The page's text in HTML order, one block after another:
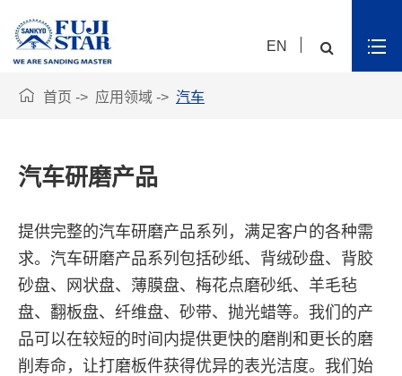
EN
 首页 应用领域 汽车
汽车研磨产品
提供完整的汽车研磨产品系列，满足客户的各种需
求。汽车研磨产品系列包括砂纸、背绒砂盘、背胶
砂盘、网状盘、薄膜盘、梅花点磨砂纸、羊毛毡
盘、翻板盘、纤维盘、砂带、抛光蜡等。我们的产
品可以在较短的时间内提供更快的磨削和更长的磨
削寿命，让打磨板件获得优异的表光洁度。我们始